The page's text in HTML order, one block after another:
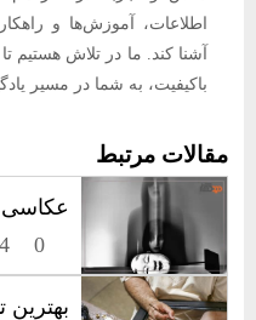
اطلاعات، آموزش‌ها و
آشنا کند. ما در تلاش هستیم
باکیفیت، به شما در مسیر
مقالات مرتبط
0